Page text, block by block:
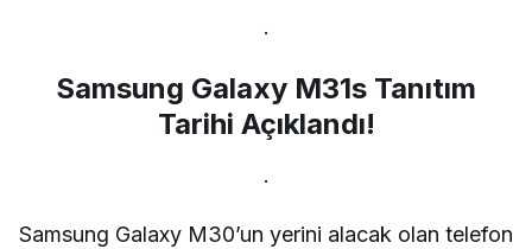
.
Samsung Galaxy M31s Tanıtım
Tarihi Açıklandı!
.
Samsung Galaxy M30’un yerini alacak olan telefon